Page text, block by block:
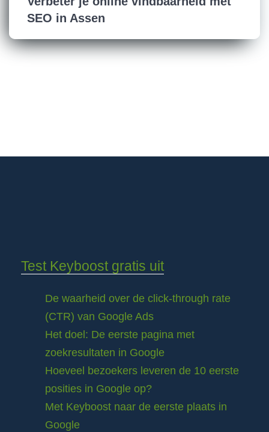
SEO in Assen
Test Keyboost gratis uit
De waarheid over de click-through rate
(CTR) van Google Ads
Het doel: De eerste pagina met
zoekresultaten in Google
Hoeveel bezoekers leveren de 10 eerste
posities in Google op?
Met Keyboost naar de eerste plaats in
Google